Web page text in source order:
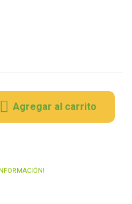
Agregar al carrito